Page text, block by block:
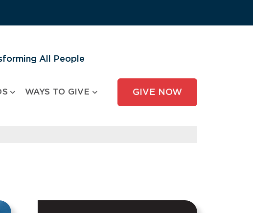
All People
WAYS TO GIVE GIVE NOW